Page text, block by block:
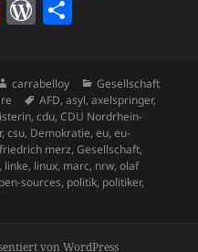
at
A
p
p
a
m
dI
n
o
R
d
di
t
W
d
P
re
ss
n
Autor
carrabelloy Kategorien
Gesellschaft
Schlagwörter
AFD,asyl,axelspringer,
,cdu,CDU Nordrhein-
,csu, Demokratie,eu,eu-
friedrich merz,Gesellschaft,
, linke, linux, marc, nrw,olaf
sources, politik, politiker,
von WordPress